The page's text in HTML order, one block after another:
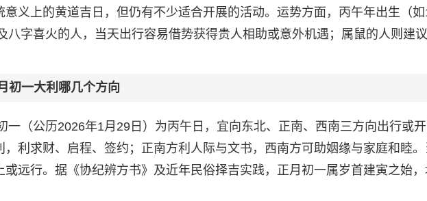
意义上的黄道吉日，但仍有不少适合开展的活动。运势方面，丙午年出生（
八字喜火的人，当天出行容易借势获得贵人相助或意外机遇；属鼠的人则建
初一大利哪几个方向
一（公历2026年1月29日）为丙午日，宜向东北、正南、西南三方向出行或
利求财、启程、签约；正南方利人际与文书，西南方可助姻缘与家庭和睦。
或远行。据《协纪辨方书》及近年民俗择吉实践，正月初一属岁首建寅之始，